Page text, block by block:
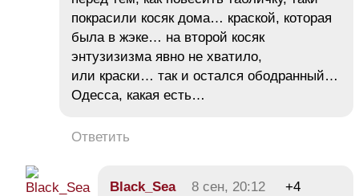
покрасили косяк дома… краской, которая
была в жэке… на второй косяк
энтузизизма явно не хватило,
или краски… так и остался ободранный…
Одесса, какая есть…
Ответить
Black_Sea 8 сен, 20:12
+4